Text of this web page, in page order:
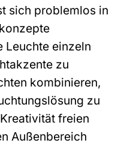
sich problemlos in
Leuchte einzeln
zu
kombinieren,
zu
freien
Außenbereich